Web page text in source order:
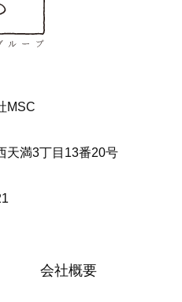
MSC
天満3丁目13番20号
会社概要